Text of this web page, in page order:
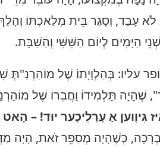
לֹא עָבַד, וְסָגַר בֵּית מְלַאכְתּוֹ
הַיָּמִים לְיוֹם הַשִּׁשִּׁי וְהַשַּׁבָּת.
עליו: בְּהַלְוָיָתוֹ שֶׁל
שֶׁהָיָה תַּלְמִידוֹ וַחֲבֵרוֹ שֶׁל
גִּיוֶוען אַ עֶרְלִיכֶער יוּד! – הָאט
כְּשֶׁהָיָה מְסַפֵּר זֹאת, הָיָה